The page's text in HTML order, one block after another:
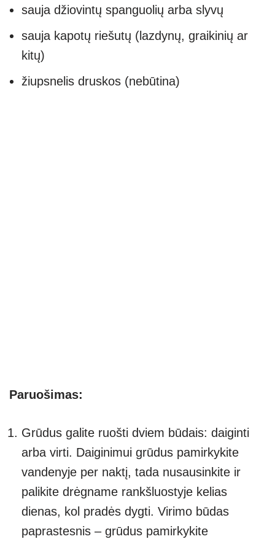
sauja džiovintų spanguolių arba slyvų
sauja kapotų riešutų (lazdynų, graikinių ar
kitų)
žiupsnelis druskos (nebūtina)
Paruošimas:
Grūdus galite ruošti dviem būdais: daiginti
arba virti. Daiginimui grūdus pamirkykite
vandenyje per naktį, tada nusausinkite ir
palikite drėgname rankšluostyje kelias
dienas, kol pradės dygti. Virimo būdas
paprastesnis – grūdus pamirkykite